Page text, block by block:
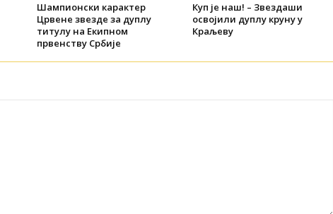
Шампионски карактер
Црвене звезде за дуплу
титулу на Екипном
првенству Србије
Куп је наш! – Звездаши
освојили дуплу круну у
Краљеву